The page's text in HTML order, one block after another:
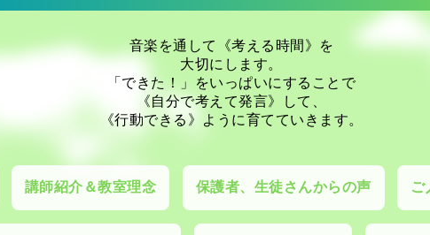
音楽を通して《考える時間》を
大切にします。
「できた！」をいっぱいにすることで
《自分で考えて発言》して、
《行動できる》ように育てていきます。
講師紹介＆教室理念 保護者、生徒さんからの声 ご